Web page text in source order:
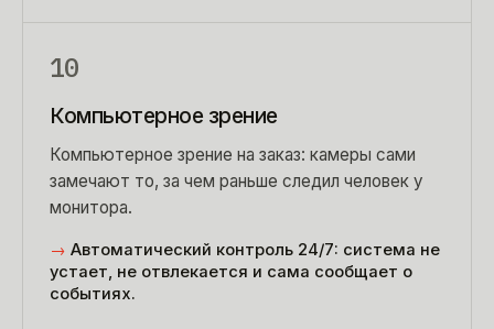
10
Компьютерное зрение
Компьютерное зрение на заказ: камеры сами
замечают то, за чем раньше следил человек у
монитора.
→ Автоматический контроль 24/7: система не
устает, не отвлекается и сама сообщает о
событиях.